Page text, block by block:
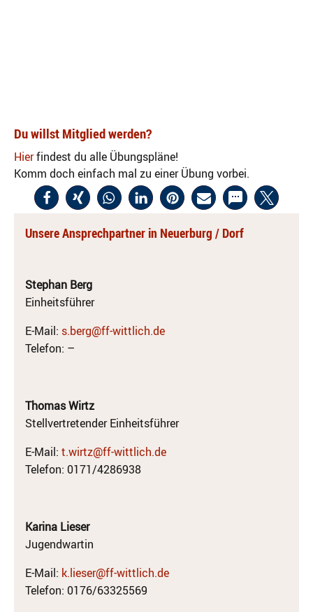
Du willst Mitglied werden?
Hierfindest du alle Übungspläne!
Komm doch einfach mal zu einer Übung vorbei.
Unsere Ansprechpartner in Neuerburg / Dorf
Stephan Berg
Einheitsführer
E-Mail: s.berg@ff-wittlich.de
Telefon: –
Thomas Wirtz
Stellvertretender Einheitsführer
E-Mail: t.wirtz@ff-wittlich.de
Telefon: 0171/4286938
Karina Lieser
Jugendwartin
E-Mail: k.lieser@ff-wittlich.de
Telefon: 0176/63325569